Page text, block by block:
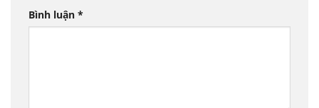
Bình luận *